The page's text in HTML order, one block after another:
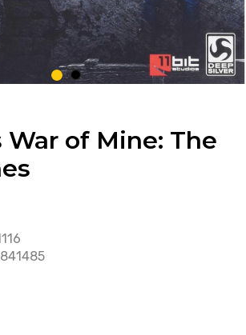
1 2
War of Mine: The